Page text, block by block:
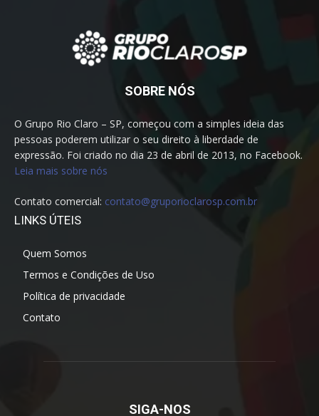
SOBRE NÓS
O Grupo Rio Claro – SP, começou com a simples ideia das
pessoas poderem utilizar o seu direito à liberdade de
expressão. Foi criado no dia 23 de abril de 2013, no Facebook.
Leia mais sobre nós
Contato comercial: contato@gruporioclarosp.com.br
LINKS ÚTEIS
Quem Somos
Termos e Condições de Uso
Política de privacidade
Contato
SIGA-NOS